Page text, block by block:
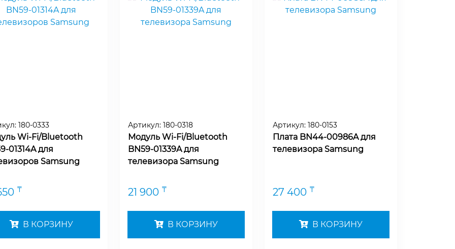
180-0333
Wi-Fi/Bluetooth
01314A для
Samsung
₸
В КОРЗИНУ
Артикул: 180-0318
Модуль Wi-Fi/Bluetooth
BN59-01339A для
телевизора Samsung
21 900 ₸
В КОРЗИНУ
Артикул: 180-0153
Плата BN44-00986A для
телевизора Samsung
27 400 ₸
В КОРЗИНУ